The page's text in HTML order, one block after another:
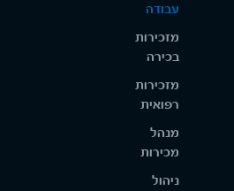
עבודה
מזכירות
בכירה
מזכירות
רפואית
מנהל
מכירות
ניהול